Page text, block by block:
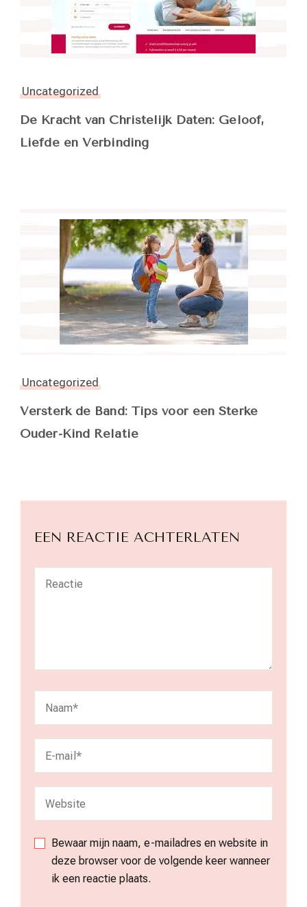
Uncategorized
De Kracht van Christelijk Daten: Geloof,
Liefde en Verbinding
Uncategorized
Versterk de Band: Tips voor een Sterke
Ouder-Kind Relatie
EEN REACTIE ACHTERLATEN
Bewaar mijn naam, e-mailadres en website in
deze browser voor de volgende keer wanneer
ik een reactie plaats.